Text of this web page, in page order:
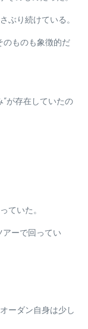
ぶり続けている。
ものも象徴的だ
が存在していたの
ていた。
ーで回ってい
ーダン自身は少し